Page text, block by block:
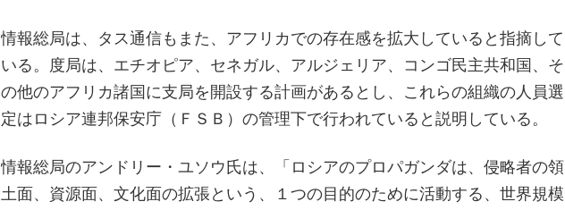
情報総局は、タス通信もまた、アフリカでの存在感を拡大していると指摘して
いる。度局は、エチオピア、セネガル、アルジェリア、コンゴ民主共和国、そ
の他のアフリカ諸国に支局を開設する計画があるとし、これらの組織の人員選
定はロシア連邦保安庁（ＦＳＢ）の管理下で行われていると説明している。
情報総局のアンドリー・ユソウ氏は、「ロシアのプロパガンダは、侵略者の領
土面、資源面、文化面の拡張という、１つの目的のために活動する、世界規模